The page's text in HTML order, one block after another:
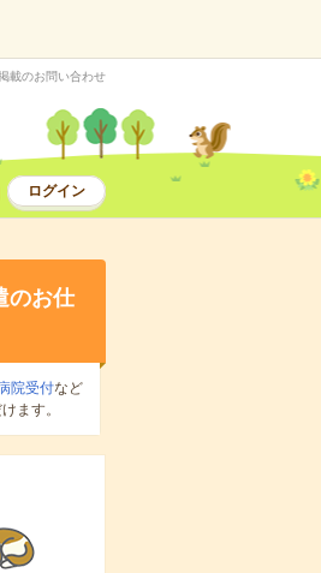
載のお問い合わせ
ログイン
のお仕
院受付など
ます。